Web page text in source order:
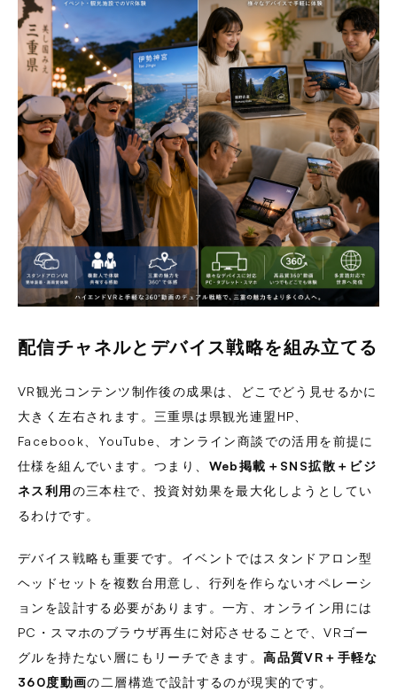
配信チャネルとデバイス戦略を組み立てる
VR観光コンテンツ制作後の成果は、どこでどう見せるかに
大きく左右されます。三重県は県観光連盟HP、
Facebook、YouTube、オンライン商談での活用を前提に
仕様を組んでいます。つまり、 Web掲載＋SNS拡散＋ビジ
ネス利用の三本柱で、投資対効果を最大化しようとしてい
るわけです。
デバイス戦略も重要です。イベントではスタンドアロン型
ヘッドセットを複数台用意し、行列を作らないオペレーシ
ョンを設計する必要があります。一方、オンライン用には
PC・スマホのブラウザ再生に対応させることで、VRゴー
グルを持たない層にもリーチできます。高品質VR＋手軽な
360度動画の二層構造で設計するのが現実的です。